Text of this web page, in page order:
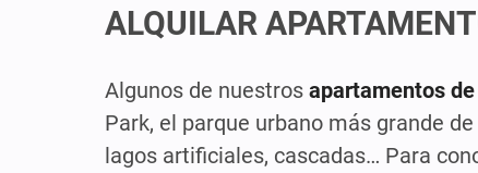
ALQUILAR
Algunos de nuestros apartamentos
Park, el parque urbano más grande
lagos artificiales, cascadas… Para